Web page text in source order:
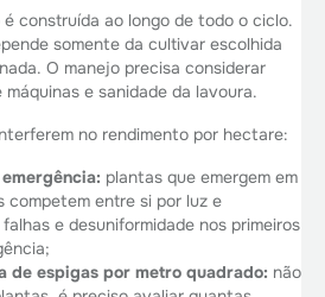
construída ao longo de todo o ciclo.
somente da cultivar escolhida
O manejo precisa considerar
e sanidade da lavoura.
no rendimento por hectare:
plantas que emergem em
competem entre si por luz e
e desuniformidade nos primeiros
de espigas por metro quadrado: não